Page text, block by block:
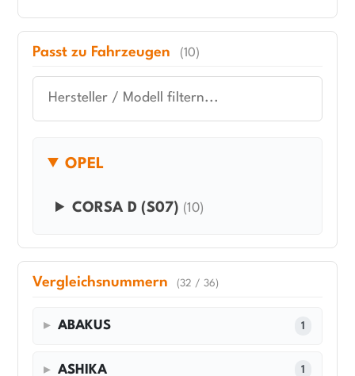
Passt zu Fahrzeugen (10)
OPEL
CORSA D (S07) (10)
Vergleichsnummern (32 / 36)
ABAKUS 1
ASHIKA 1